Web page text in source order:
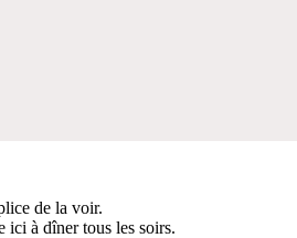
de la voir.
ici à dîner tous les soirs.